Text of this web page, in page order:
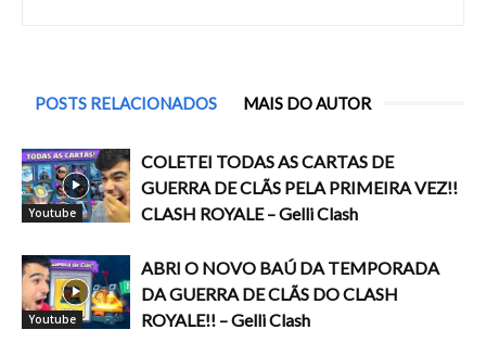
POSTS RELACIONADOS MAIS DO AUTOR
Youtube
COLETEI TODAS AS CARTAS DE
GUERRA DE CLÃS PELA PRIMEIRA VEZ!!
CLASH ROYALE – Gelli Clash
Youtube
ABRI O NOVO BAÚ DA TEMPORADA
DA GUERRA DE CLÃS DO CLASH
ROYALE!! – Gelli Clash